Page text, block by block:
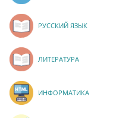
РУССКИЙ ЯЗЫК
ЛИТЕРАТУРА
ИНФОРМАТИКА